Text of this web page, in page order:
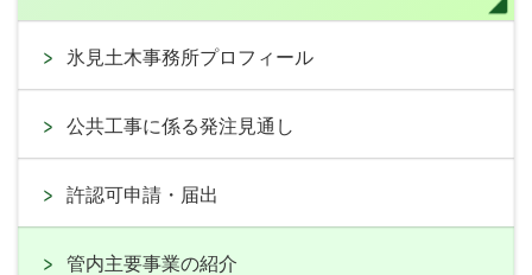
氷見土木事務所プロフィール
公共工事に係る発注見通し
許認可申請・届出
管内主要事業の紹介